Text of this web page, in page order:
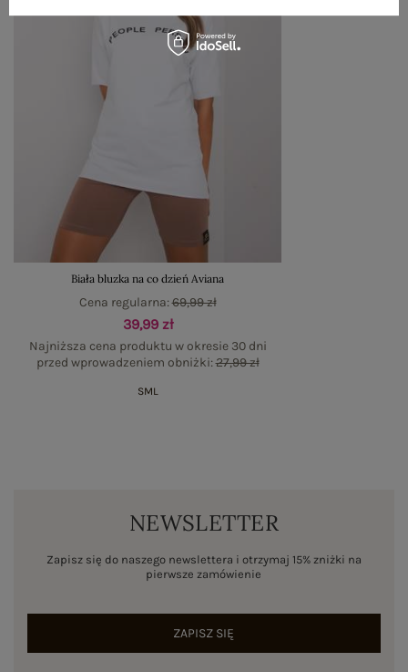
Biała bluzka na co dzień Aviana
39,99 zł
Najniższa cena produktu w okresie 30 dni
przed wprowadzeniem obniżki:27,99 zł
Cena regularna:69,99 zł
SML
NEWSLETTER
Zapisz się do naszego newslettera i otrzymaj 15% zniżki na
pierwsze zamówienie
ZAPISZ SIĘ